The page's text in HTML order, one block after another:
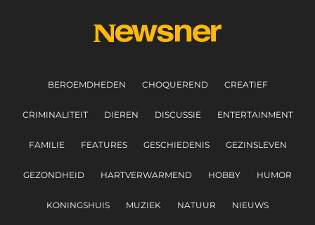
BEROEMDHEDEN CHOQUEREND CREATIEF
CRIMINALITEIT DIEREN DISCUSSIE ENTERTAINMENT
FAMILIE FEATURES GESCHIEDENIS GEZINSLEVEN
GEZONDHEID HARTVERWARMEND HOBBY HUMOR
KONINGSHUIS MUZIEK NATUUR NIEUWS